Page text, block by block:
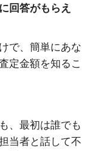
回答がもらえ
で、簡単にあな
定金額を知るこ
、最初は誰でも
当者と話して不